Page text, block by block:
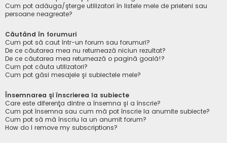
Cum pot adăuga/şterge utilizatori în listele mele de prieteni sau
persoane neagreate?
Căutând în forumuri
Cum pot să caut într-un forum sau forumuri?
De ce căutarea mea nu returnează niciun rezultat?
De ce căutarea mea returnează o pagină goală!?
Cum pot căuta utilizatori?
Cum pot găsi mesajele şi subiectele mele?
Însemnarea şi înscrierea la subiecte
Care este diferenţa dintre a însemna şi a înscrie?
Cum pot însemna sau cum mă pot înscrie la anumite subiecte?
Cum pot să mă înscriu la un anumit forum?
How do I remove my subscriptions?